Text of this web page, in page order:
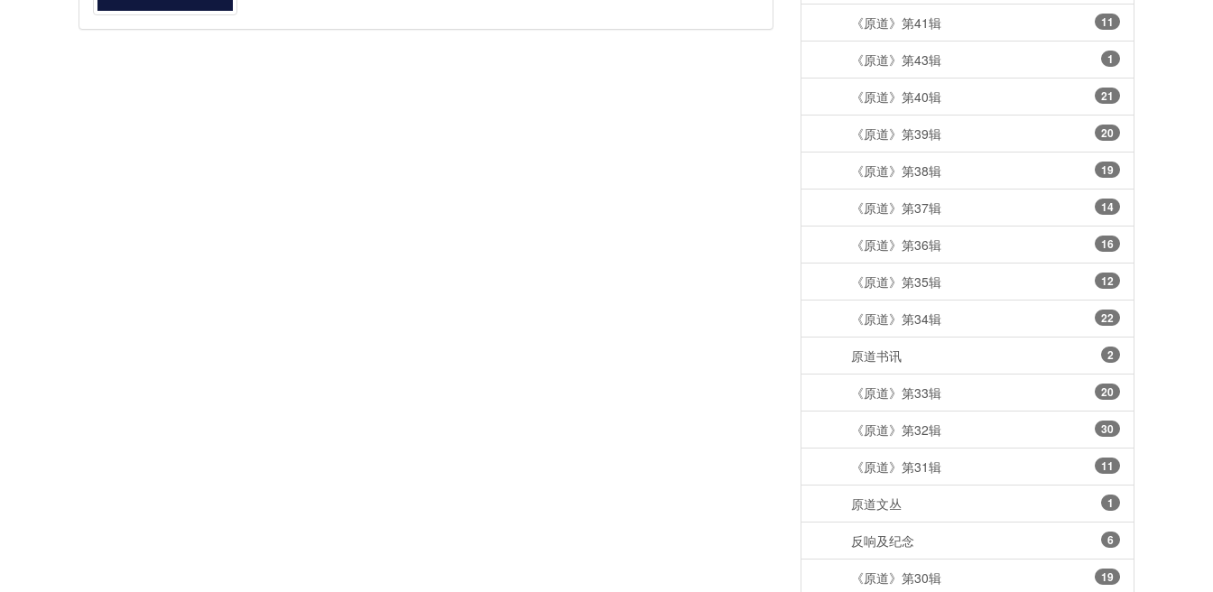
11
《原道》第41辑
1
《原道》第43辑
21
《原道》第40辑
20
《原道》第39辑
19
《原道》第38辑
14
《原道》第37辑
16
《原道》第36辑
12
《原道》第35辑
22
《原道》第34辑
2
原道书讯
20
《原道》第33辑
30
《原道》第32辑
11
《原道》第31辑
1
原道文丛
6
反响及纪念
19
《原道》第30辑